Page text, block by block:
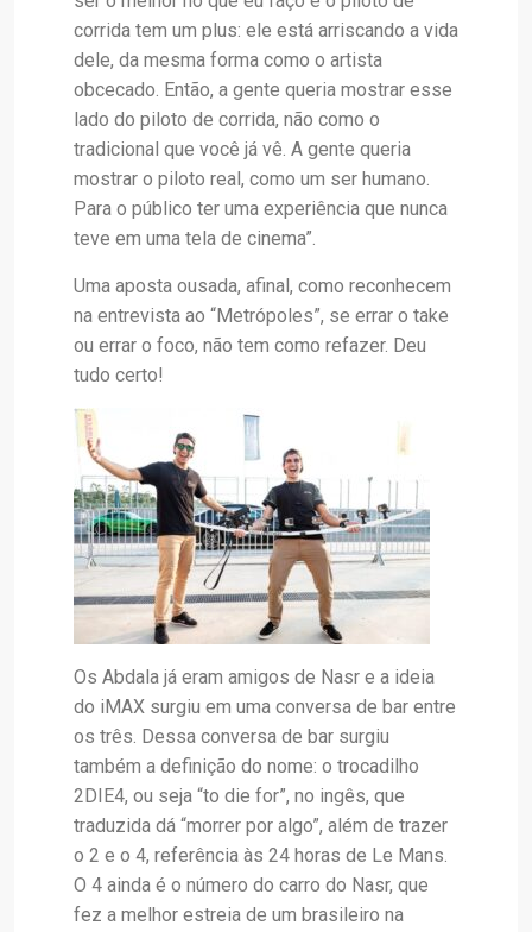
corrida tem um plus: ele está arriscando a vida
dele, da mesma forma como o artista
obcecado. Então, a gente queria mostrar esse
lado do piloto de corrida, não como o
tradicional que você já vê. A gente queria
mostrar o piloto real, como um ser humano.
Para o público ter uma experiência que nunca
teve em uma tela de cinema”.
Uma aposta ousada, afinal, como reconhecem
na entrevista ao “Metrópoles”, se errar o take
ou errar o foco, não tem como refazer. Deu
tudo certo!
Os Abdala já eram amigos de Nasr e a ideia
do iMAX surgiu em uma conversa de bar entre
os três. Dessa conversa de bar surgiu
também a definição do nome: o trocadilho
2DIE4, ou seja “to die for”, no ingês, que
traduzida dá “morrer por algo”, além de trazer
o 2 e o 4, referência às 24 horas de Le Mans.
O 4 ainda é o número do carro do Nasr, que
fez a melhor estreia de um brasileiro na